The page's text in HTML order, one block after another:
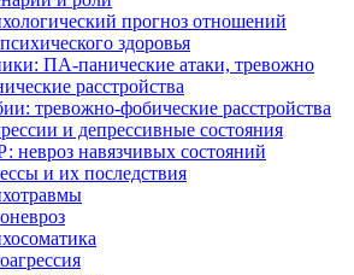
прогноз отношений
здоровья
ПА-панические атаки, тревожно
расстройства
тревожно-фобические расстройства
и депрессивные состояния
невроз навязчивых состояний
и их последствия